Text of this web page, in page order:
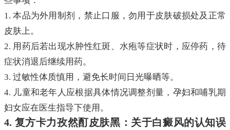
1. 本品为外用制剂，禁止口服，勿用于皮肤破损处及正常
皮肤上。
2. 用药后若出现水肿性红斑、水疱等症状时，应停药，待
症状消退后继续用药。
3. 过敏性体质慎用，避免长时间日光曝晒等。
4. 儿童和老年人应根据具体情况调整剂量，孕妇和哺乳期
妇女应在医生指导下使用。
4. 复方卡力孜然酊皮肤黑：关于白癜风的认知误